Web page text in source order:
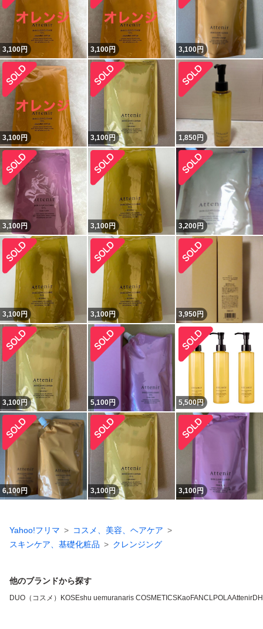
3,100円 3,100円 3,100円
3,100円 3,100円 1,850円
3,100円 3,100円 3,200円
3,100円 3,100円 3,950円
3,100円 5,100円 5,500円
6,100円 3,100円 3,100円
Yahoo!フリマ
コスメ、美容、ヘアケア
スキンケア、基礎化粧品
クレンジング
他のブランドから探す
DUO（コスメ） KOSEshu uemuranaris COSMETICSKaoFANCLPOLAAttenir